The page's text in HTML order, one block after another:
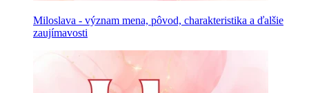
Miloslava - význam mena, pôvod, charakteristika a ďalšie
zaujímavosti